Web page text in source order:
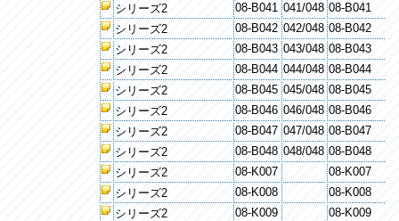
シリーズ2
08-B041 041/048 08-B041
シリーズ2
08-B042 042/048 08-B042
シリーズ2
08-B043 043/048 08-B043
シリーズ2
08-B044 044/048 08-B044
シリーズ2
08-B045 045/048 08-B045
シリーズ2
08-B046 046/048 08-B046
シリーズ2
08-B047 047/048 08-B047
シリーズ2
08-B048 048/048 08-B048
シリーズ2
08-K007
08-K007
シリーズ2
08-K008
08-K008
シリーズ2
08-K009
08-K009